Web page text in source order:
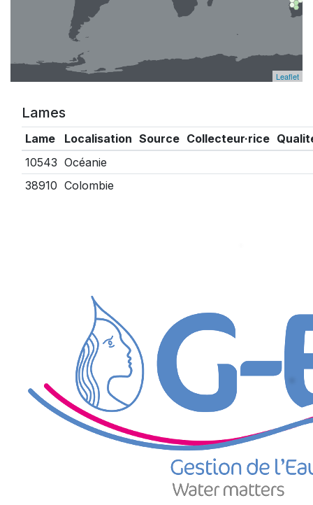
Leaflet
Lames
Lame Localisation Source Collecteur·rice
10543 Océanie
38910 Colombie